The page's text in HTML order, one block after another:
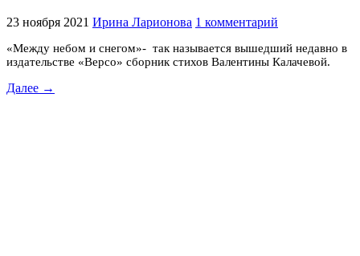
23 ноября 2021 Ирина Ларионова 1 комментарий
«Между небом и снегом»- так называется вышедший недавно в
издательстве «Версо» сборник стихов Валентины Калачевой.
Далее →